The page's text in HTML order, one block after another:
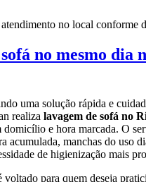
no local conforme
no mesmo dia
uma solução rápida e
realiza lavagem de sofá no
domicílio e hora marcada. O
acumulada, manchas do uso
de higienização mais
voltado para quem deseja